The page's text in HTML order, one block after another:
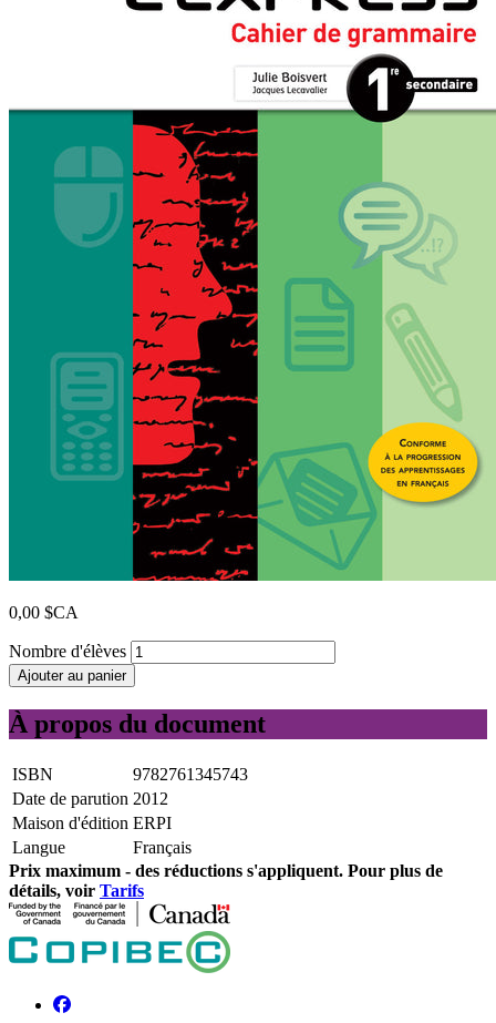
0,00 $CA
Nombre d'élèves
Ajouter au panier
À propos du document
ISBN
9782761345743
Date de parution 2012
Maison d'édition ERPI
Langue
Français
Prix ​​maximum - des réductions s'appliquent. Pour plus de
détails, voir Tarifs